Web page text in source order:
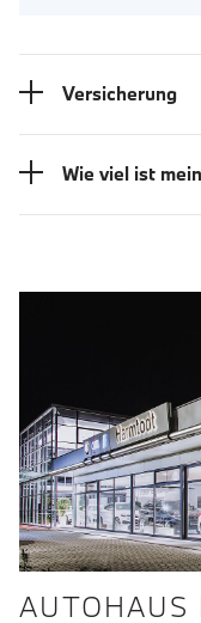
Versicherung
Wie viel ist
AUTOHAUS